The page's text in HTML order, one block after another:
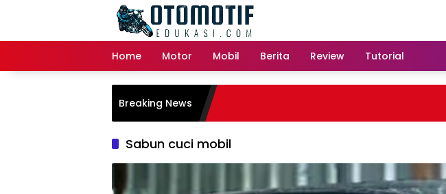
Home Motor Mobil Berita Review Tutorial
Breaking News
Sabun cuci mobil